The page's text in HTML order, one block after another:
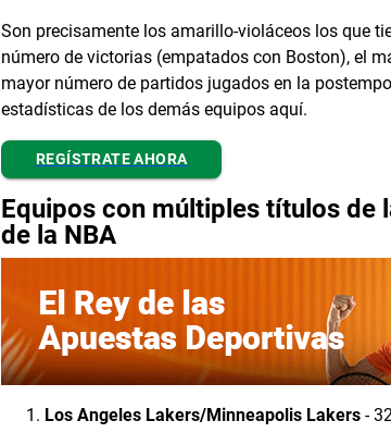
Son precisamente los amarillo-violáceos los que
número de victorias (empatados con Boston), el
mayor número de partidos jugados en la
estadísticas de los demás equipos aquí.
REGÍSTRATE AHORA
Equipos con múltiples títulos de
de la NBA
Los Angeles Lakers/Minneapolis Lakers -